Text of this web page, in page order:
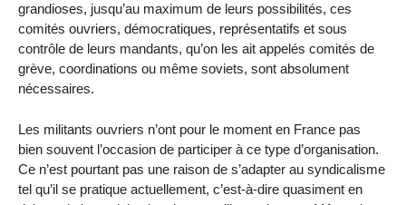
grandioses, jusqu’au maximum de leurs possibilités, ces
comités ouvriers, démocratiques, représentatifs et sous
contrôle de leurs mandants, qu’on les ait appelés comités de
grève, coordinations ou même soviets, sont absolument
nécessaires.
Les militants ouvriers n’ont pour le moment en France pas
bien souvent l’occasion de participer à ce type d’organisation.
Ce n’est pourtant pas une raison de s’adapter au syndicalisme
tel qu’il se pratique actuellement, c’est-à-dire quasiment en